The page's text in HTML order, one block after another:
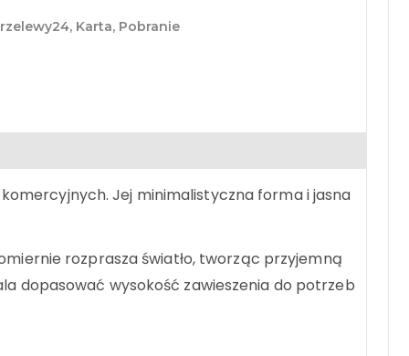
Karta, Pobranie
Jej minimalistyczna forma i jasna
rozprasza światło, tworząc przyjemną
dopasować wysokość zawieszenia do potrzeb